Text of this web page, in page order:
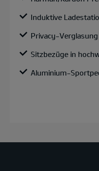
Induktive
Privacy-Verglasung
Sitzbezüge in
Aluminium-